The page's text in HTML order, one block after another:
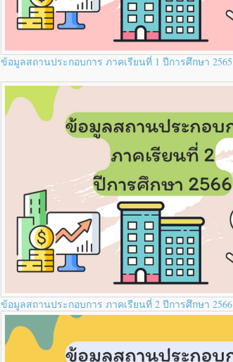
ข้อมูลสถานประกอบการ ภาคเรียนที่ 1 ปีการศึกษา 2565
ข้อมูลสถานประกอบการ ภาคเรียนที่ 2 ปีการศึกษา 2566